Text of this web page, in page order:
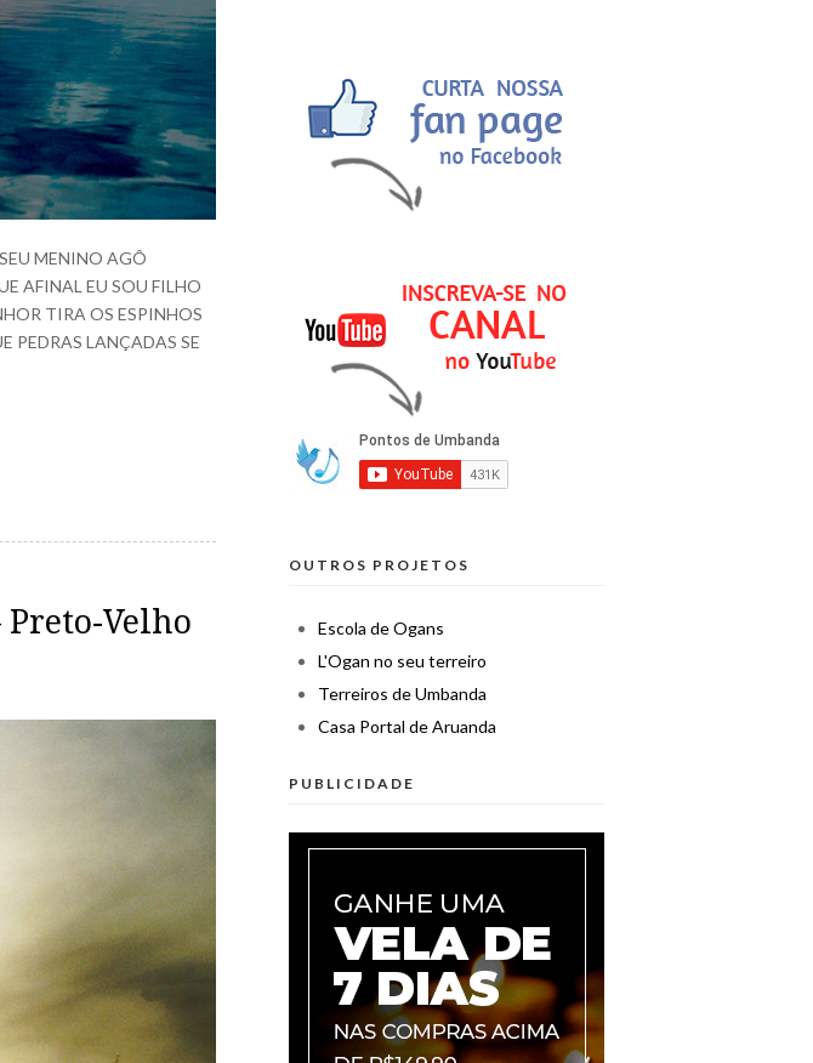
MENINO AGÔ
AFINAL EU SOU FILHO
TIRA OS ESPINHOS
PEDRAS LANÇADAS SE
Velho
OUTROS PROJETOS
Escola de Ogans
L'Ogan no seu terreiro
Terreiros de Umbanda
Casa Portal de Aruanda
PUBLICIDADE